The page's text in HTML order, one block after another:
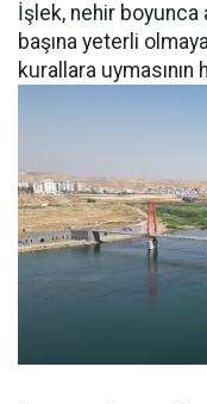
İşlek, nehir
başına yeterli
kurallara uymasının